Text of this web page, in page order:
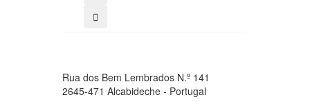
Rua dos Bem Lembrados N.º 141
2645-471 Alcabideche - Portugal